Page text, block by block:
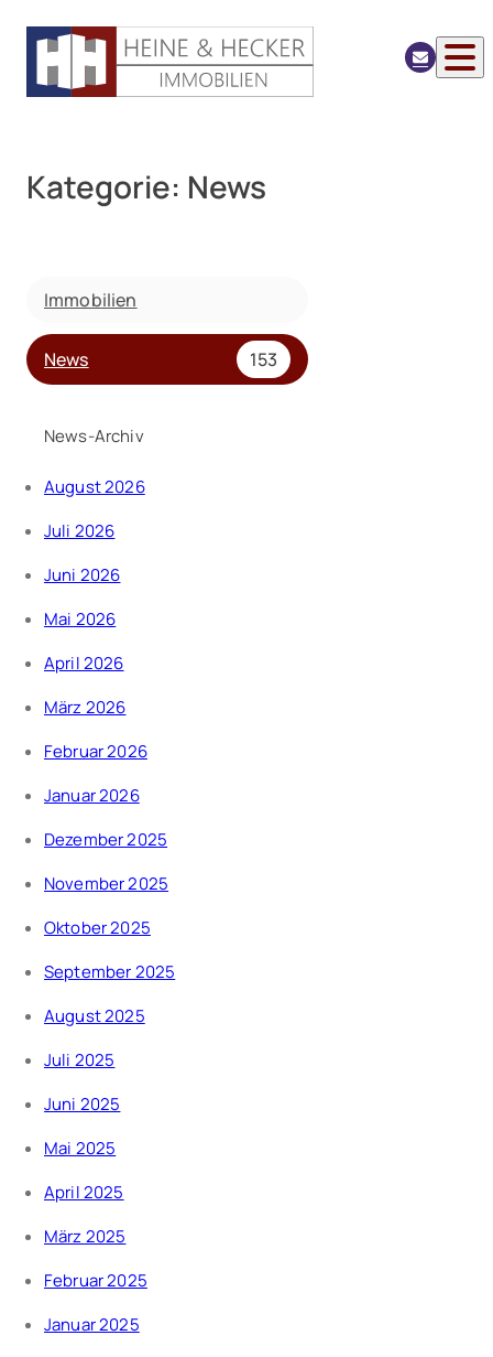
Kategorie: News
Immobilien
News 153
News-Archiv
August 2026
Juli 2026
Juni 2026
Mai 2026
April 2026
März 2026
Februar 2026
Januar 2026
Dezember 2025
November 2025
Oktober 2025
September 2025
August 2025
Juli 2025
Juni 2025
Mai 2025
April 2025
März 2025
Februar 2025
Januar 2025